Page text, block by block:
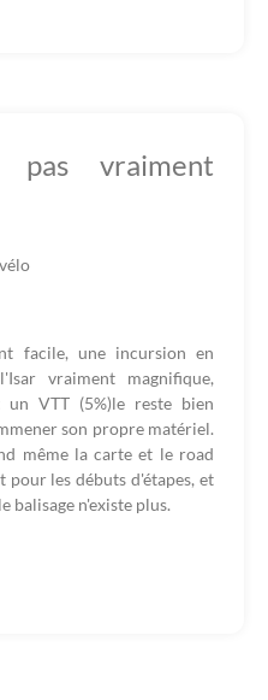
pas vraiment
facile, une incursion en
vraiment magnifique,
VTT (5%)le reste bien
son propre matériel.
même la carte et le road
les débuts d'étapes, et
balisage n'existe plus.